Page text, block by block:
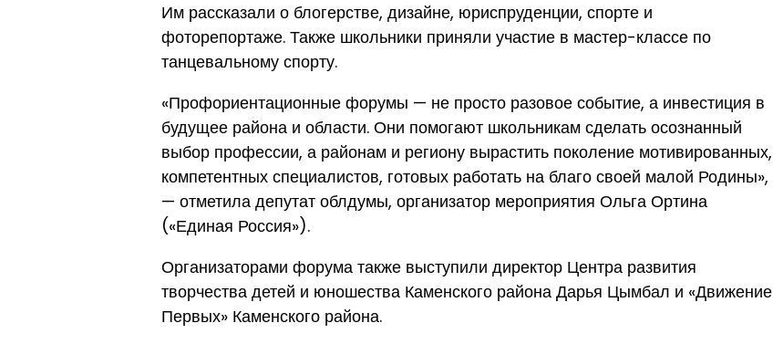
Им рассказали о блогерстве, дизайне, юриспруденции, спорте и
фоторепортаже. Также школьники приняли участие в мастер-классе по
танцевальному спорту.
«Профориентационные форумы — не просто разовое событие, а инвестиция в
будущее района и области. Они помогают школьникам сделать осознанный
выбор профессии, а районам и региону вырастить поколение мотивированных,
компетентных специалистов, готовых работать на благо своей малой Родины»,
— отметила депутат облдумы, организатор мероприятия Ольга Ортина
(«Единая Россия»).
Организаторами форума также выступили директор Центра развития
творчества детей и юношества Каменского района Дарья Цымбал и «Движение
Первых» Каменского района.